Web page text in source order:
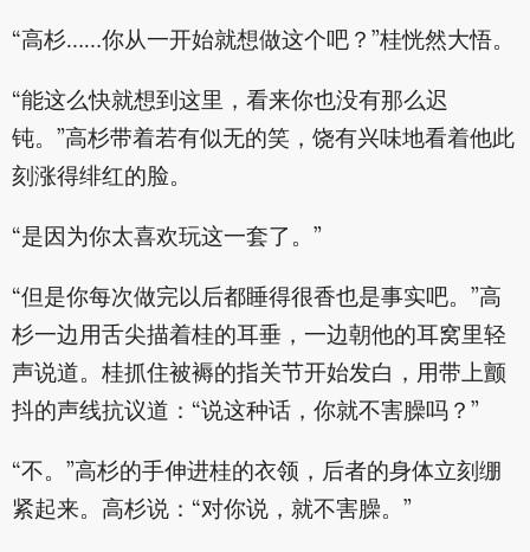
“高杉……你从一开始就想做这个吧？”桂恍然大悟。
“能这么快就想到这里，看来你也没有那么迟
钝。”高杉带着若有似无的笑，饶有兴味地看着他此
刻涨得绯红的脸。
“是因为你太喜欢玩这一套了。”
“但是你每次做完以后都睡得很香也是事实吧。”高
杉一边用舌尖描着桂的耳垂，一边朝他的耳窝里轻
声说道。桂抓住被褥的指关节开始发白，用带上颤
抖的声线抗议道：“说这种话，你就不害臊吗？”
“不。”高杉的手伸进桂的衣领，后者的身体立刻绷
紧起来。高杉说：“对你说，就不害臊。”